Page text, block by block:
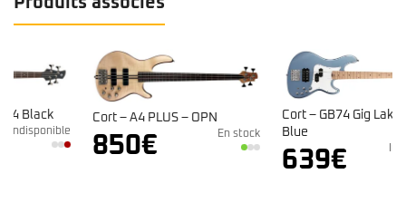
Cort – A4 PLUS – OPN
850 En stock
Cort – GB74 Gig Lake Placid
Blue
Indisponible